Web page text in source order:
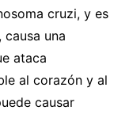
cruzi, y es
una
ataca
al corazón y al
causar